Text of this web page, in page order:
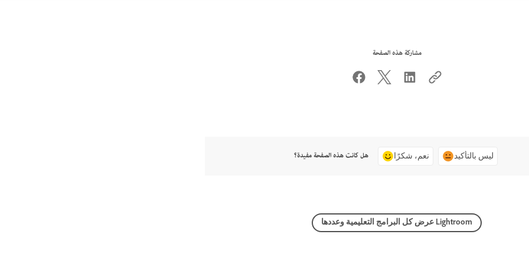
مشاركة هذه الصفحة
هل كانت هذه الصفحة مفيدة؟ نعم، شكرًا ليس بالتأكيد
عرض كل البرامج التعليمية وعددها Lightroom